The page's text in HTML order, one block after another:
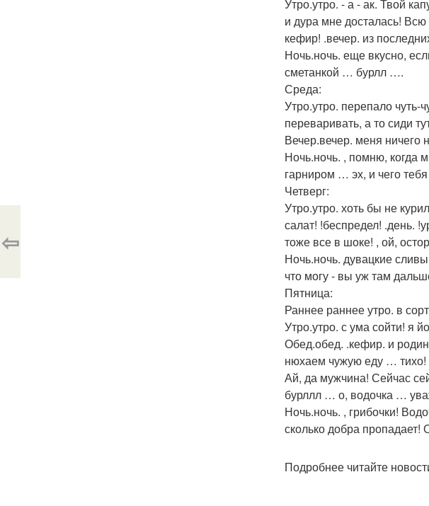
Утро.утро. - а - ак. Твой
и дура мне досталась!
кефир! .вечер. из
Ночь.ночь. еще вкусно,
сметанкой … бурлл ….
Среда:
Утро.утро. перепало чуть-
переваривать, а то сиди
Вечер.вечер. меня ничего
Ночь.ночь. , помню, когда
гарниром … эх, и чего
Четверг:
Утро.утро. хоть бы не
салат! !беспредел! .день.
тоже все в шоке! , ой,
Ночь.ночь. дувацкие
что могу - вы уж там
Пятница:
Раннее раннее утро. в
Утро.утро. с ума сойти! я
Обед.обед. .кефир. и
нюхаем чужую еду … тихо!
Ай, да мужчина! Сейчас
бурллл … о, водочка …
Ночь.ночь. , грибочки!
сколько добра
Подробнее читайте
⇦